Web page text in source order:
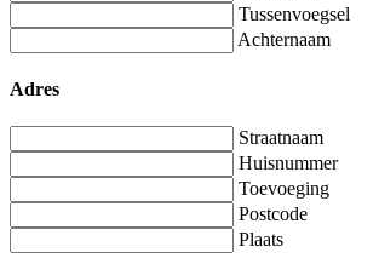
Tussenvoegsel
Achternaam
Adres
Straatnaam
Huisnummer
Toevoeging
Postcode
Plaats